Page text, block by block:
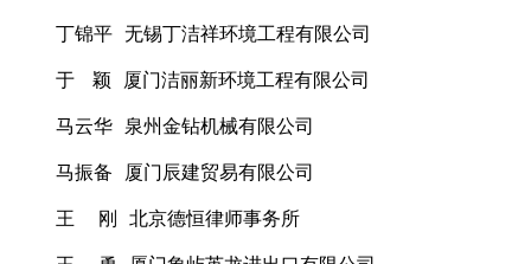
丁锦平 无锡丁洁祥环境工程有限公司
于 颖 厦门洁丽新环境工程有限公司
马云华 泉州金钻机械有限公司
马振备 厦门辰建贸易有限公司
王 刚 北京德恒律师事务所